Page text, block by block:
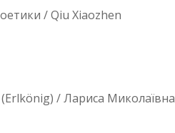
/ Qiu Xiaozhen
/ Лариса Миколаївна